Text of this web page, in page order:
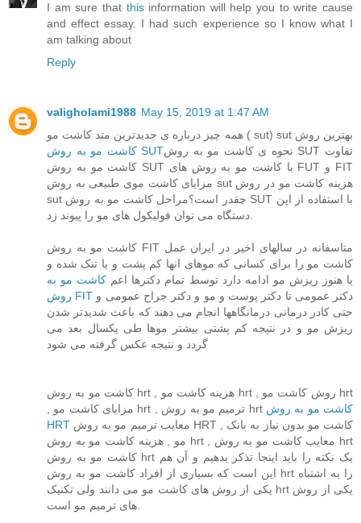
I am sure that thisinformation will help you to write cause
and effect essay. I had such experience so I know what I
am talking about
Reply
valigholami1988 May 15, 2019 at 1:47 AM
همه چیز درباره ی جدیدترین متد کاشت مو ( sut) sut بهترین روش
کاشت مو به روش SUTنحوه ی کاشت مو به روش SUT تفاوت
کاشت مو به روش SUT با کاشت مو به روش های FUT و FIT
مزایای کاشت موی طبیعی به روش sut هزینه کاشت مو در روش
sut چقدر است؟مراحل کاشت مو به روش SUT با استفاده از این
کاشت مو به روش FIT متاسفانه در سالهای اخیر در ایران عمل
کاشت مو را برای کسانی که موهای انها کم پشت و یا تنک شده و
یا هنوز ریزش مو ادامه دارد توسط تمام دکترها اعم کاشت مو به
روش FIT
حتی کادر درمانی درمانگاهها انجام می دهند که باعث شدیدتر شدن
ریزش مو و در نتیجه کم پشتی بیشتر موها طی یکسال بعد می
گردد و نتیجه عکس گرفته می شود
کاشت مو به روش hrt , هزینه کاشت مو hrt , روش کاشت مو hrt
, مزایای کاشت مو hrt , ترمیم مو به روش hrt کاشت مو به روش
HRT
مو , هزینه کاشت مو به روش hrt , معایب کاشت مو به روش hrt
کاشت مو به روش hrt یک نکته را باید اینجا تذکر بدهیم و آن هم
این است که بسیاری از افراد کاشت مو به روش hrt را به اشتباه
یکی از روش های کاشت مو می دانند ولی تکنیک hrt یکی از روش